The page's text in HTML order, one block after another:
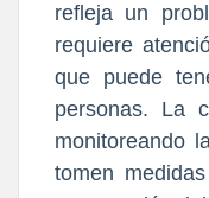
refleja un
requiere
que puede
personas. La
monitoreando
tomen